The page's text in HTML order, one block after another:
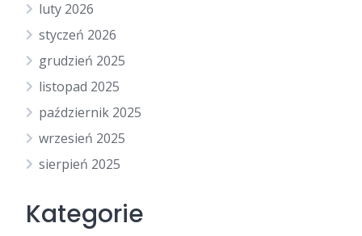
luty 2026
styczeń 2026
grudzień 2025
listopad 2025
październik 2025
wrzesień 2025
sierpień 2025
Kategorie